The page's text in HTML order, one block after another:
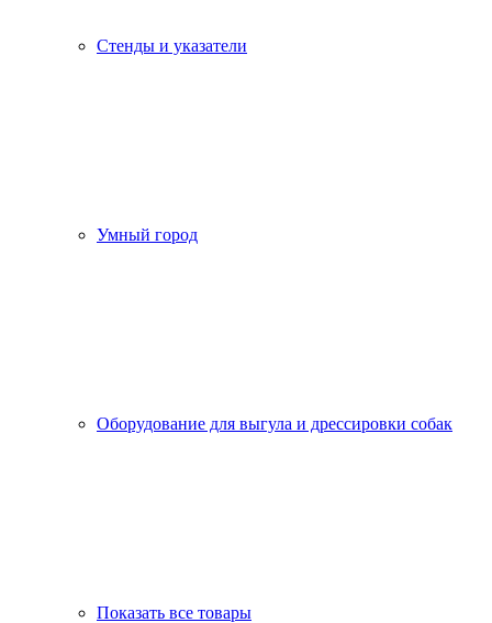
Стенды и указатели
Умный город
Оборудование для выгула и дрессировки собак
Показать все товары